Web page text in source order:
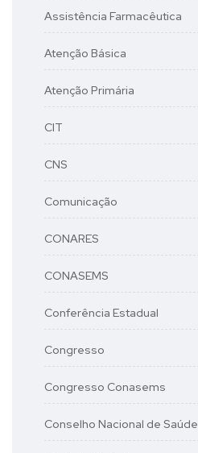
Assistência Farmacêutica
Atenção Básica
Atenção Primária
CIT
CNS
Comunicação
CONARES
CONASEMS
Conferência Estadual
Congresso
Congresso Conasems
Conselho Nacional de Saúde